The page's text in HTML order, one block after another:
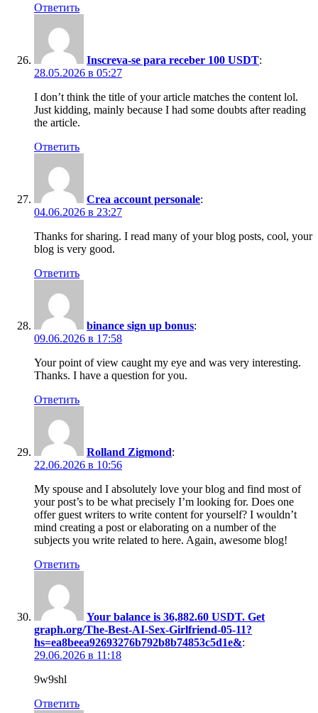
Ответить
Inscreva-se para receber 100 USDT:
28.05.2026 в 05:27
I don’t think the title of your article matches the content lol.
Just kidding, mainly because I had some doubts after reading
the article.
Ответить
Crea account personale:
04.06.2026 в 23:27
Thanks for sharing. I read many of your blog posts, cool, your
blog is very good.
Ответить
binance sign up bonus:
09.06.2026 в 17:58
Your point of view caught my eye and was very interesting.
Thanks. I have a question for you.
Ответить
Rolland Zigmond:
22.06.2026 в 10:56
My spouse and I absolutely love your blog and find most of
your post’s to be what precisely I’m looking for. Does one
offer guest writers to write content for yourself? I wouldn’t
mind creating a post or elaborating on a number of the
subjects you write related to here. Again, awesome blog!
Ответить
Your balance is 36,882.60 USDT. Get
graph.org/The-Best-AI-Sex-Girlfriend-05-11?
hs=ea8beea92693276b792b8b74853c5d1e&:
29.06.2026 в 11:18
9w9shl
Ответить